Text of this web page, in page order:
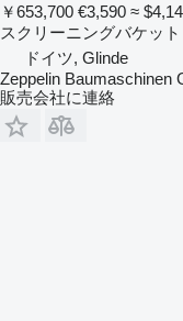
￥653,700 €3,590 ≈
スクリーニングバケット
ドイツ, Glinde
Zeppelin Baumaschinen
販売会社に連絡